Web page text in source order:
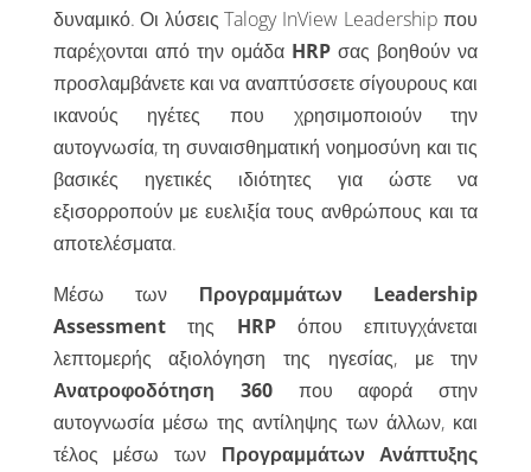
δυναμικό. Οι λύσεις Talogy InView Leadership που
παρέχονται από την ομάδα HRP σας βοηθούν να
προσλαμβάνετε και να αναπτύσσετε σίγουρους και
ικανούς ηγέτες που χρησιμοποιούν την
αυτογνωσία, τη συναισθηματική νοημοσύνη και τις
βασικές ηγετικές ιδιότητες για ώστε να
εξισορροπούν με ευελιξία τους ανθρώπους και τα
αποτελέσματα.
Μέσω των Προγραμμάτων Leadership
Assessmentτης HRPόπου επιτυγχάνεται
λεπτομερής αξιολόγηση της ηγεσίας, με την
Ανατροφοδότηση 360που αφορά στην
αυτογνωσία μέσω της αντίληψης των άλλων, και
τέλος μέσω των Προγραμμάτων Ανάπτυξης